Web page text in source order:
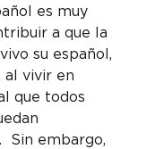
es muy
a que la
su español,
al vivir en
que todos
Sin embargo,